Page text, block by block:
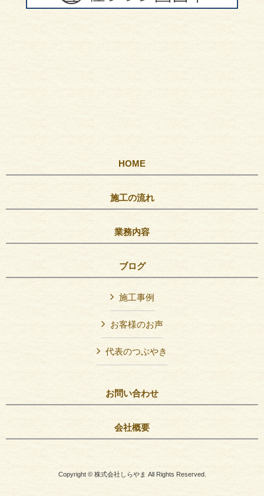
HOME
施工の流れ
業務内容
ブログ
施工事例
お客様のお声
代表のつぶやき
お問い合わせ
会社概要
Copyright © 株式会社しらやま All Rights Reserved.